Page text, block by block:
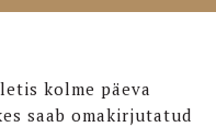
kolme päeva
saab omakirjutatud